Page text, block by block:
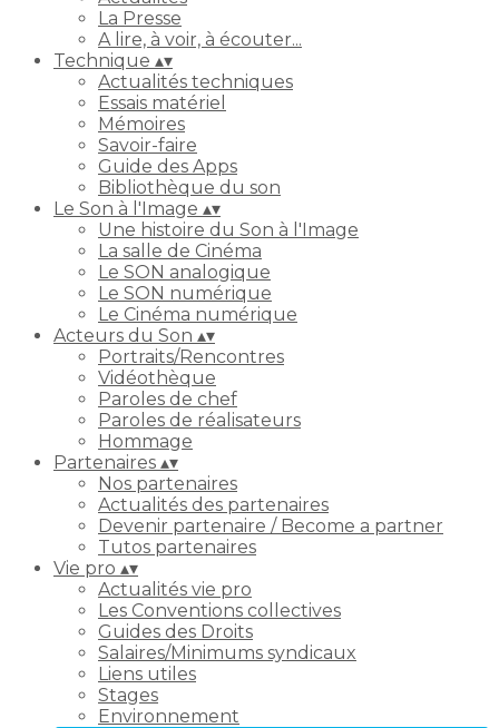
La Presse
A lire, à voir, à écouter...
Technique ▴▾
Actualités techniques
Essais matériel
Mémoires
Savoir-faire
Guide des Apps
Bibliothèque du son
Le Son à l'Image ▴▾
Une histoire du Son à l'Image
La salle de Cinéma
Le SON analogique
Le SON numérique
Le Cinéma numérique
Acteurs du Son ▴▾
Portraits/Rencontres
Vidéothèque
Paroles de chef
Paroles de réalisateurs
Hommage
Partenaires ▴▾
Nos partenaires
Actualités des partenaires
Devenir partenaire / Become a partner
Tutos partenaires
Vie pro ▴▾
Actualités vie pro
Les Conventions collectives
Guides des Droits
Salaires/Minimums syndicaux
Liens utiles
Stages
Environnement